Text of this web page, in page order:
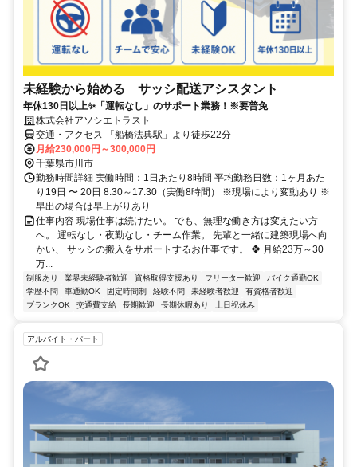
未経験から始める サッシ配送アシスタント
年休130日以上✨「運転なし」のサポート業務！※要普免
株式会社アソシエトラスト
交通・アクセス 「船橋法典駅」より徒歩22分
月給230,000円～300,000円
千葉県市川市
勤務時間詳細 実働時間：1日あたり8時間 平均勤務日数：1ヶ月あた
り19日 〜 20日 8:30～17:30（実働8時間） ※現場により変動あり ※
早出の場合は早上がりあり
仕事内容 現場仕事は続けたい。 でも、無理な働き方は変えたい方
へ。 運転なし・夜勤なし・チーム作業。 先輩と一緒に建築現場へ向
かい、 サッシの搬入をサポートするお仕事です。 ❖ 月給23万～30
万...
制服あり 業界未経験者歓迎 資格取得支援あり フリーター歓迎
バイク通勤OK
学歴不問
車通勤OK 固定時間制 経験不問 未経験者歓迎
有資格者歓迎
ブランクOK
交通費支給 長期歓迎 長期休暇あり 土日祝休み
アルバイト・パート